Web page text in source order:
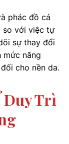
phác đồ cá
so với việc tự
sự thay đổi
mức năng
cho nền da.
Duy Trì